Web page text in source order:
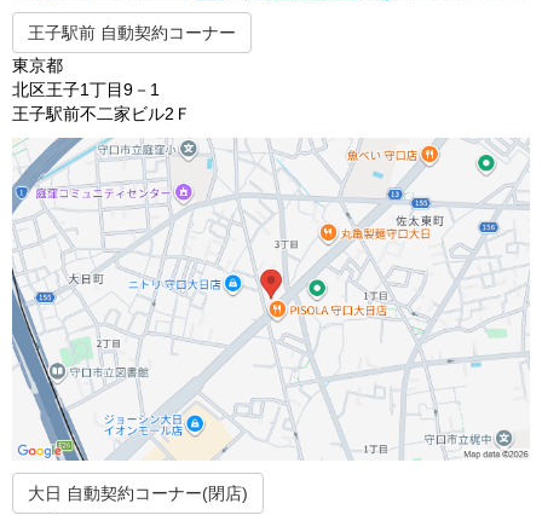
王子駅前 自動契約コーナー
東京都
北区王子1丁目9－1
王子駅前不二家ビル2Ｆ
大日 自動契約コーナー(閉店)